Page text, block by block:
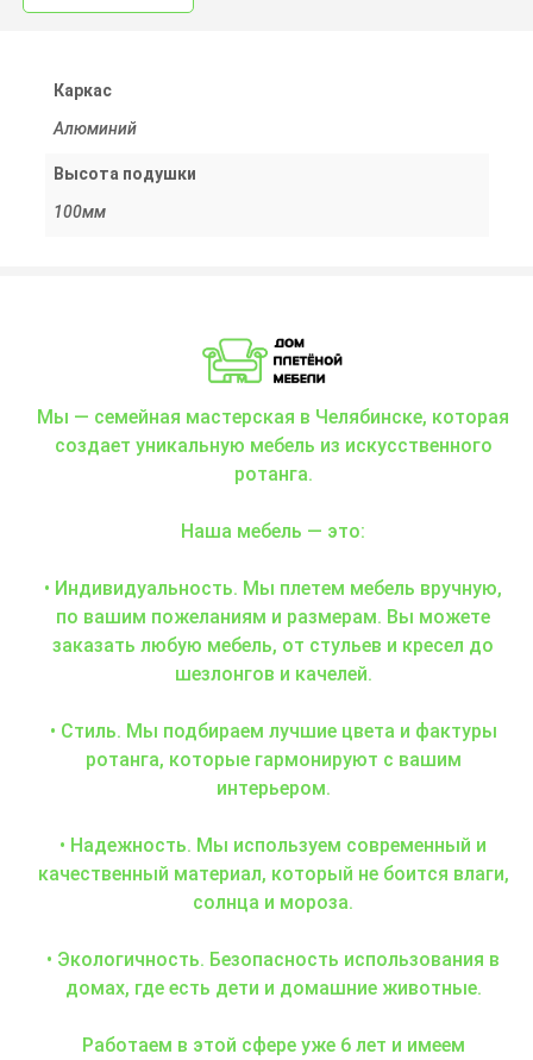
Каркас
Алюминий
Высота подушки
100мм
Мы — семейная мастерская в Челябинске, которая
создает уникальную мебель из искусственного
ротанга.
Наша мебель — это:
• Индивидуальность. Мы плетем мебель вручную,
по вашим пожеланиям и размерам. Вы можете
заказать любую мебель, от стульев и кресел до
шезлонгов и качелей.
• Стиль. Мы подбираем лучшие цвета и фактуры
ротанга, которые гармонируют с вашим
интерьером.
• Надежность. Мы используем современный и
качественный материал, который не боится влаги,
солнца и мороза.
• Экологичность. Безопасность использования в
домах, где есть дети и домашние животные.
Работаем в этой сфере уже 6 лет и имеем